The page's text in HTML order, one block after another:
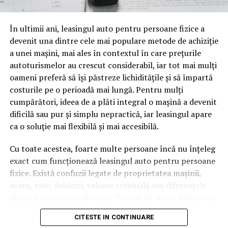
oamenii cu adevărat. Dacă transcrierea ajunge pe o
cuvinte tematice, scrise exact în limbajul în care se
caută.
Apoi vine partea de comportament. O pagină pe care
vizitatorii stau zece, cincisprezece minute ca să
urmărească replay-ul trimite un semnal greu de ignorat.
Google nu îți măsoară direct satisfacția, însă timpul
petrecut, scrollul și revenirile spun ceva despre cât de
util e materialul.
Și mai e ceva ce se uită ușor. Un webinar reușit atrage
linkuri aproape de la sine. Cineva îl menționează într-un
newsletter, altcineva îl citează într-un articol, un
partener îl trimite în comunitatea lui. Fiecare astfel de
tău, iar autoritatea e moneda forte în SEO.
În ultimii ani, leasingul auto pentru persoane fizice a
devenit una dintre cele mai populare metode de achiziție
a unei mașini, mai ales în contextul în care prețurile
autoturismelor au crescut considerabil, iar tot mai mulți
oameni preferă să își păstreze lichiditățile și să împartă
costurile pe o perioadă mai lungă. Pentru mulți
cumpărători, ideea de a plăti integral o mașină a devenit
dificilă sau pur și simplu nepractică, iar leasingul apare
ca o soluție mai flexibilă și mai accesibilă.
Cu toate acestea, foarte multe persoane încă nu înțeleg
exact cum funcționează leasingul auto pentru persoane
fizice. Există confuzii legate de proprietatea mașinii,
avans, rate, dobânzi, valoare reziduală sau diferențele
semnezi orice contract, este important să înțelegi clar
mecanismul acestui tip de finanțare și să știi la ce să fii
CITESTE IN CONTINUARE